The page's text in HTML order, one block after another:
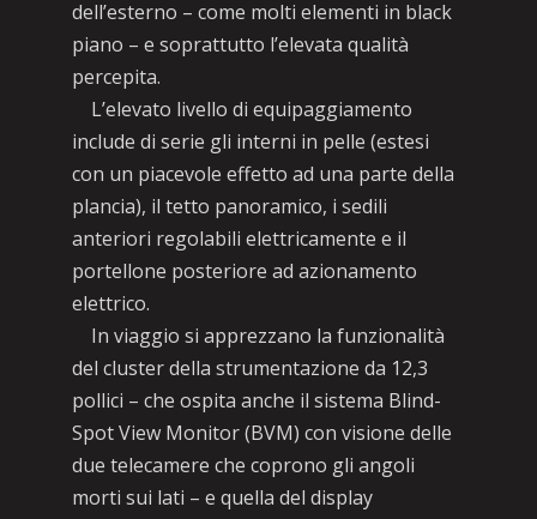
dell’esterno – come molti elementi in black
piano – e soprattutto l’elevata qualità
percepita.
L’elevato livello di equipaggiamento
include di serie gli interni in pelle (estesi
con un piacevole effetto ad una parte della
plancia), il tetto panoramico, i sedili
anteriori regolabili elettricamente e il
portellone posteriore ad azionamento
elettrico.
In viaggio si apprezzano la funzionalità
del cluster della strumentazione da 12,3
pollici – che ospita anche il sistema Blind-
Spot View Monitor (BVM) con visione delle
due telecamere che coprono gli angoli
morti sui lati – e quella del display